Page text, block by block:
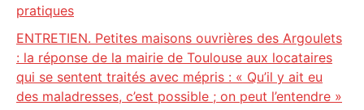
pratiques
ENTRETIEN. Petites maisons ouvrières des Argoulets
: la réponse de la mairie de Toulouse aux locataires
qui se sentent traités avec mépris : « Qu’il y ait eu
des maladresses, c’est possible ; on peut l’entendre »